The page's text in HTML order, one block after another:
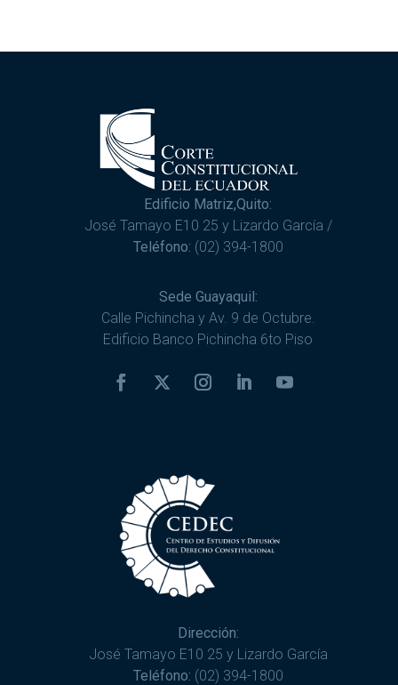
Edificio Matriz,Quito:
José Tamayo E10 25 y Lizardo García /
Teléfono: (02) 394-1800
Sede Guayaquil:
Calle Pichincha y Av. 9 de Octubre.
Edificio Banco Pichincha 6to Piso
Dirección:
José Tamayo E10 25 y Lizardo García
Teléfono: (02) 394-1800